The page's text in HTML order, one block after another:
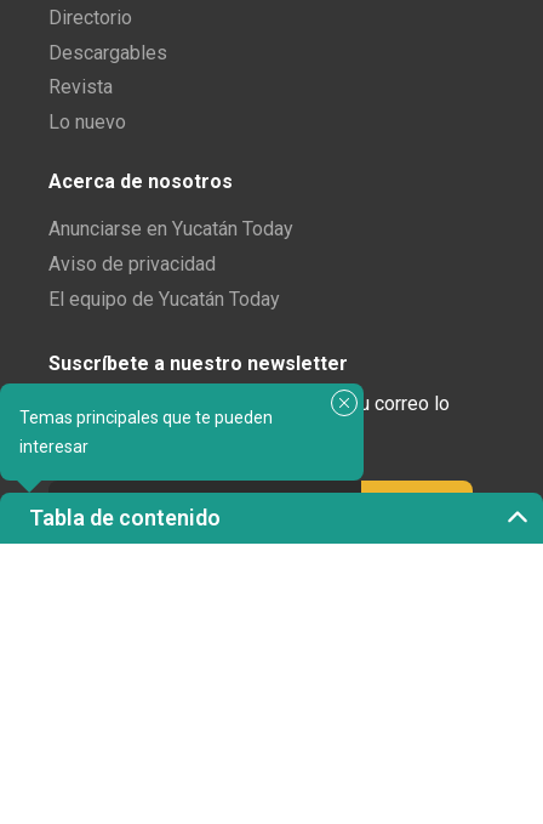
Temas principales que te pueden
interesar
Tabla de contenido
Directorio
Descargables
Revista
Lo nuevo
Acerca de nosotros
Anunciarse en Yucatán Today
Aviso de privacidad
El equipo de Yucatán Today
Suscríbete a nuestro newsletter
¿Enamorado de Yucatán? Recibe en tu correo lo
mejor de Yucatán Today.